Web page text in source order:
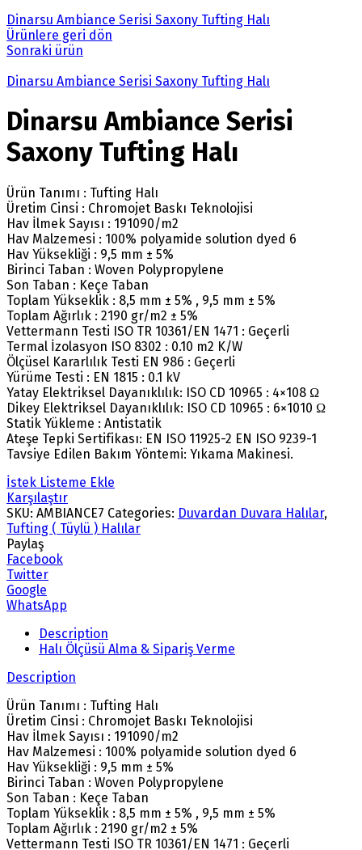
Dinarsu Ambiance Serisi Saxony Tufting Halı
Ürünlere geri dön
Sonraki ürün
Dinarsu Ambiance Serisi Saxony Tufting Halı
Dinarsu Ambiance Serisi
Saxony Tufting Halı
Ürün Tanımı : Tufting Halı
Üretim Cinsi : Chromojet Baskı Teknolojisi
Hav İlmek Sayısı : 191090/m2
Hav Malzemesi : 100% polyamide solution dyed 6
Hav Yüksekliği : 9,5 mm ± 5%
Birinci Taban : Woven Polypropylene
Son Taban : Keçe Taban
Toplam Yükseklik : 8,5 mm ± 5% , 9,5 mm ± 5%
Toplam Ağırlık : 2190 gr/m2 ± 5%
Vettermann Testi ISO TR 10361/EN 1471 : Geçerli
Termal İzolasyon ISO 8302 : 0.10 m2 K/W
Ölçüsel Kararlılık Testi EN 986 : Geçerli
Yürüme Testi : EN 1815 : 0.1 kV
Yatay Elektriksel Dayanıklılık: ISO CD 10965 : 4×108 Ω
Dikey Elektriksel Dayanıklılık: ISO CD 10965 : 6×1010 Ω
Statik Yükleme : Antistatik
Ateşe Tepki Sertifikası: EN ISO 11925-2 EN ISO 9239-1
Tavsiye Edilen Bakım Yöntemi: Yıkama Makinesi.
İstek Listeme Ekle
Karşılaştır
SKU: AMBIANCE7 Categories: Duvardan Duvara Halılar,
Tufting ( Tüylü ) Halılar
Paylaş
Facebook
Twitter
Google
WhatsApp
Description
Halı Ölçüsü Alma & Sipariş Verme
Description
Ürün Tanımı : Tufting Halı
Üretim Cinsi : Chromojet Baskı Teknolojisi
Hav İlmek Sayısı : 191090/m2
Hav Malzemesi : 100% polyamide solution dyed 6
Hav Yüksekliği : 9,5 mm ± 5%
Birinci Taban : Woven Polypropylene
Son Taban : Keçe Taban
Toplam Yükseklik : 8,5 mm ± 5% , 9,5 mm ± 5%
Toplam Ağırlık : 2190 gr/m2 ± 5%
Vettermann Testi ISO TR 10361/EN 1471 : Geçerli